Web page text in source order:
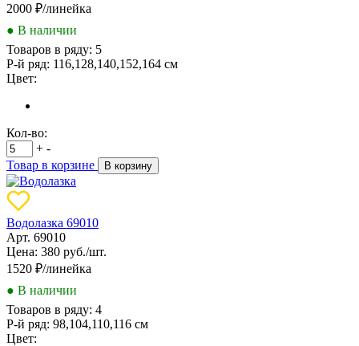
2000 ₽/линейка
● В наличии
Товаров в ряду: 5
Р-й ряд: 116,128,140,152,164 см
Цвет:
Кол-во:
+ -
Товар в корзине
В корзину
Водолазка 69010
Арт. 69010
Цена: 380 руб./шт.
1520 ₽/линейка
● В наличии
Товаров в ряду: 4
Р-й ряд: 98,104,110,116 см
Цвет: